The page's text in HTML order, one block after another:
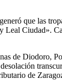
que las
Ciudad».
de Diodoro,
de